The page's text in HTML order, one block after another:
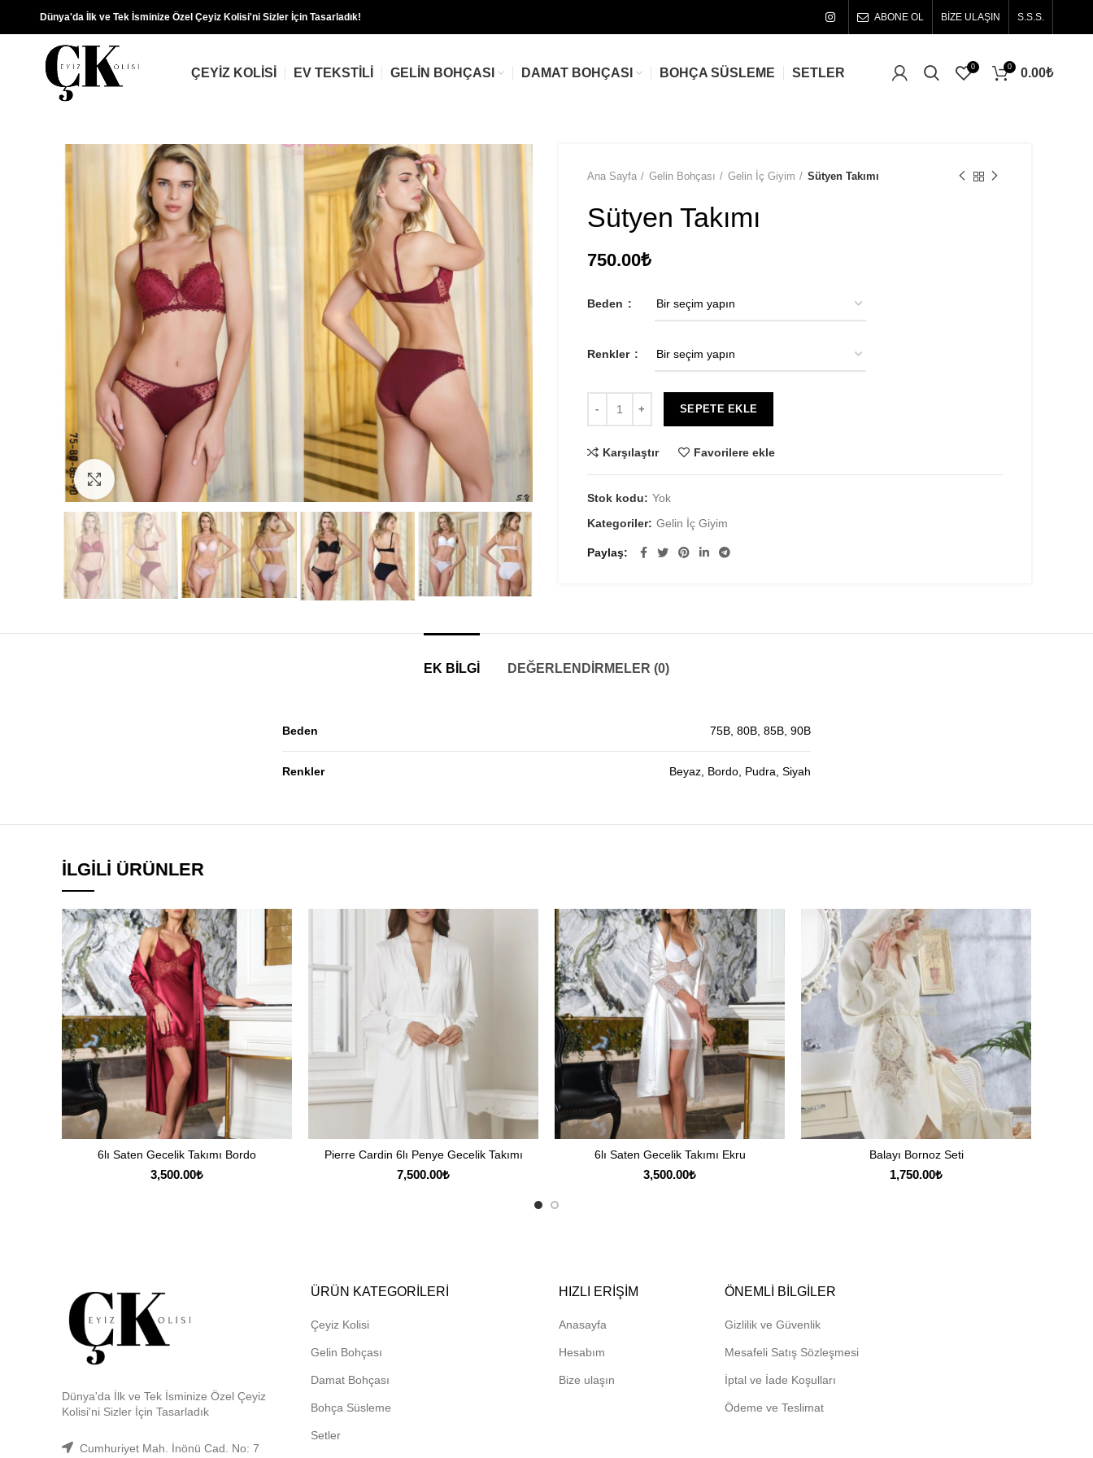
Dünya'da İlk ve Tek İsminize Özel Çeyiz Kolisi'ni Sizler İçin Tasarladık! ABONE OL BİZE ULAŞIN S.S.S.
ÇEYIZ KOLISI EV TEKSTILI GELIN BOHÇASI DAMAT BOHÇASI BOHÇA SÜSLEME SETLER 0 0 0.00₺
Click to enlarge
Ana Sayfa Gelin Bohçası Gelin İç Giyim Sütyen Takımı
Sütyen Takımı
750.00₺
Beden
Renkler
SEPETE EKLE
Karşılaştır Favorilere ekle
Stok kodu: Yok
Kategoriler: Gelin İç Giyim
Paylaş
EK BILGI DEĞERLENDIRMELER (0)
Beden 75B, 80B, 85B, 90B
Renkler Beyaz, Bordo, Pudra, Siyah
İLGILI ÜRÜNLER
SEÇENEKLER
6lı Saten Gecelik Takımı Bordo
3,500.00₺
SEÇENEKLER
Pierre Cardin 6lı Penye Gecelik Takımı
7,500.00₺
SEÇENEKLER
6lı Saten Gecelik Takımı Ekru
3,500.00₺
SEPETE EKLE
Balayı Bornoz Seti
1,750.00₺
Dünya'da İlk ve Tek İsminize Özel Çeyiz
Kolisi'ni Sizler İçin Tasarladık
Cumhuriyet Mah. İnönü Cad. No: 7
ÜRÜN KATEGORILERI
Çeyiz Kolisi
Gelin Bohçası
Damat Bohçası
Bohça Süsleme
Setler
HIZLI ERIŞIM
Anasayfa
Hesabım
Bize ulaşın
ÖNEMLI BILGILER
Gizlilik ve Güvenlik
Mesafeli Satış Sözleşmesi
İptal ve İade Koşulları
Ödeme ve Teslimat